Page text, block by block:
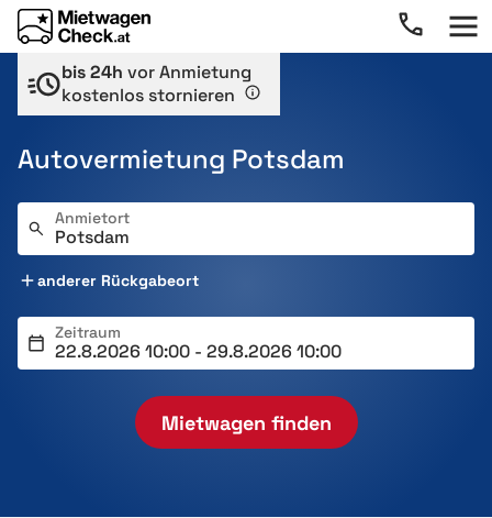
bis 24h vor Anmietung
kostenlos stornieren
Autovermietung Potsdam
Anmietort
anderer Rückgabeort
Zeitraum
Mietwagen finden